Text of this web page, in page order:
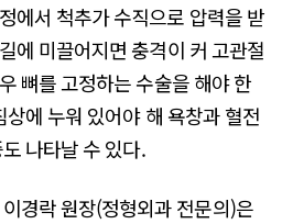
에서 척추가 수직으로 압력을 받
에 미끌어지면 충격이 커 고관절
뼈를 고정하는 수술을 해야 한
에 누워 있어야 해 욕창과 혈전
나타날 수 있다.
경락 원장(정형외과 전문의)은